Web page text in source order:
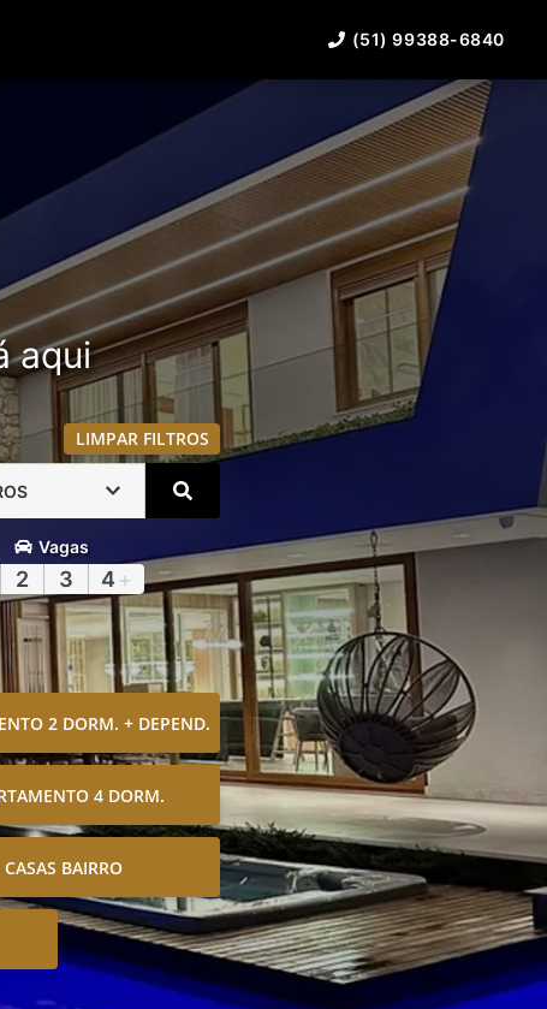
(51) 99388-6840
aqui
LIMPAR FILTROS
Vagas
2 3 4 +
2 DORM. + DEPEND.
4 DORM.
CASAS BAIRRO